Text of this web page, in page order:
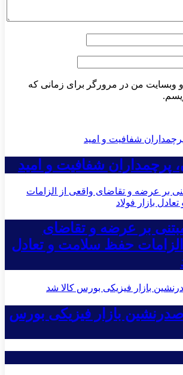
و وبسایت من در مرورگر برای زمانی که
پرچمداران شفافیت و امید
بر عرضه و تقاضای
حفظ سلامت و تعادل
بازار فیزیکی بورس